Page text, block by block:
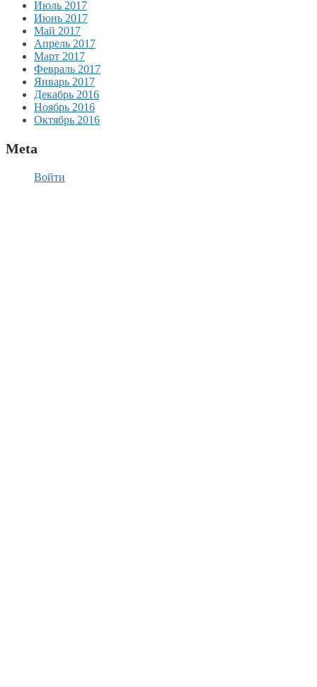
Июль 2017
Июнь 2017
Май 2017
Апрель 2017
Март 2017
Февраль 2017
Январь 2017
Декабрь 2016
Ноябрь 2016
Октябрь 2016
Meta
Войти